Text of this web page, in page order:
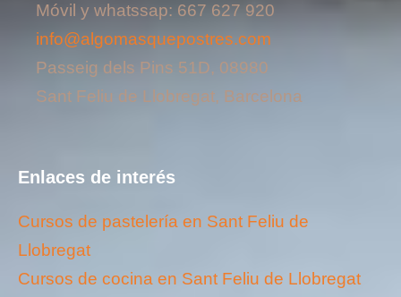
Móvil y whatssap: 667 627 920
info@algomasquepostres.com
Passeig dels Pins 51D, 08980
Sant Feliu de Llobregat, Barcelona
Enlaces de interés
Cursos de pastelería en Sant Feliu de
Llobregat
Cursos de cocina en Sant Feliu de Llobregat